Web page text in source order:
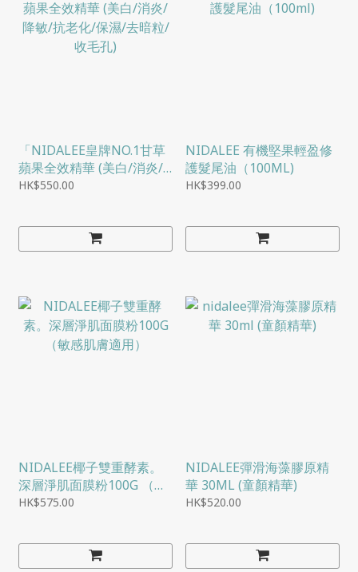
「NIDALEE皇牌NO.1甘草
蘋果全效精華 (美白/消炎/
降敏/抗老化/保濕/去暗粒/
HK$550.00
NIDALEE 有機堅果輕盈修
護髮尾油（100ML)
HK$399.00
NIDALEE椰子雙重酵素。
深層淨肌面膜粉100G （敏
感肌膚適用）
HK$575.00
NIDALEE彈滑海藻膠原精
華 30ML (童顏精華)
HK$520.00